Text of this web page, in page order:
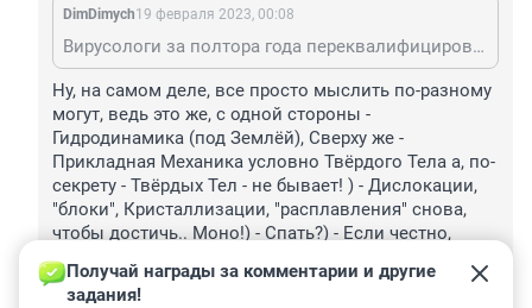
DimDimych19 февраля 2023, 00:08
Вирусологи за полтора года переквалифицировались в сейсмологи... А диван все тот же.
Ну, на самом деле, все просто мыслить по-разному
могут, ведь это же, с одной стороны -
Гидродинамика (под Землёй), Сверху же -
Прикладная Механика условно Твёрдого Тела а, по-
секрету - Твёрдых Тел - не бывает! ) - Дислокации,
"блоки", Кристаллизации, "расплавления" снова,
чтобы достичь.. Моно!) - Спать?) - Если честно,
Господи, ещё немного на Фонтанке похулиганить
хочется! ) - Не переборщи! )
Получай награды за комментарии и другие
задания!